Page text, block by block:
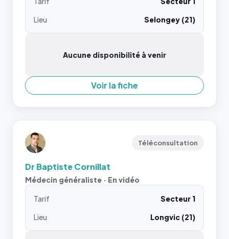
Lieu
Selongey (21)
Aucune disponibilité à venir
Voir la fiche
Téléconsultation
Dr Baptiste Cornillat
Médecin généraliste · En vidéo
Tarif
Secteur 1
Lieu
Longvic (21)